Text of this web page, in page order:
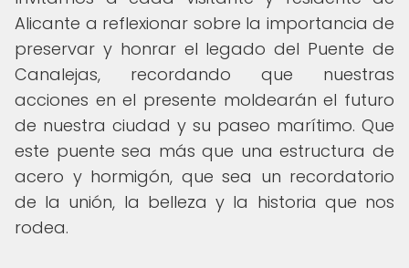
Alicante a reflexionar sobre la importancia de
preservar y honrar el legado del Puente de
Canalejas, recordando que nuestras
acciones en el presente moldearán el futuro
de nuestra ciudad y su paseo marítimo. Que
este puente sea más que una estructura de
acero y hormigón, que sea un recordatorio
de la unión, la belleza y la historia que nos
rodea.